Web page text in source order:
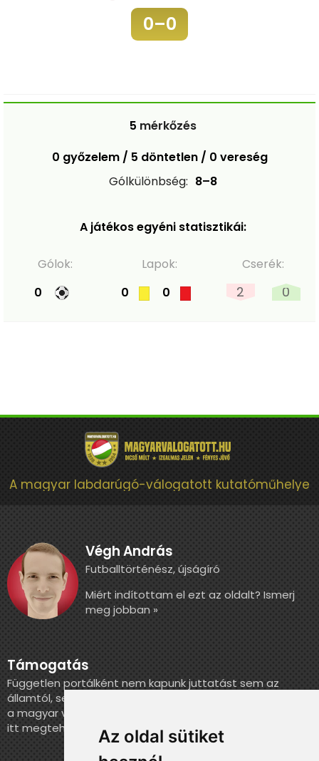
Az oldal sütiket
0–0
5 mérkőzés
0 győzelem / 5 döntetlen / 0 vereség
Gólkülönbség: 8–8
A játékos egyéni statisztikái:
Gólok:
0
Lapok:
0
0
Cserék:
2 0
A magyar labdarúgó-válogatott kutatóműhelye
Végh András
Futballtörténész, újságíró
Miért indítottam el ezt az oldalt? Ismerj
meg jobban »
Támogatás
Független portálként nem kapunk juttatást sem az
államtól, sem más szervezettől. Ha szeretnél segíteni
a magyar válogatott történelmének feldolgozásában,
itt megteheted.